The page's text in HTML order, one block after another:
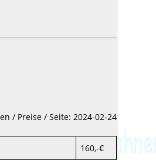
/ Preise / Seite: 2024-02-24
160,-€